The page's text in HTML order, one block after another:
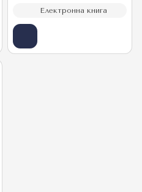
Електронна книга